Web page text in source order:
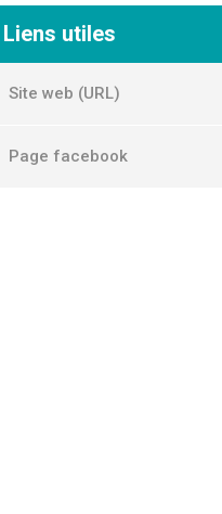
Liens utiles
Site web (URL)
Page facebook